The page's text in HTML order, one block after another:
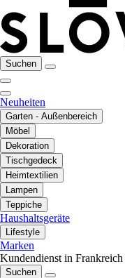
Suchen
Neuheiten
Garten - Außenbereich
Möbel
Dekoration
Tischgedeck
Heimtextilien
Lampen
Teppiche
Haushaltsgeräte
Lifestyle
Marken
Kundendienst in Frankreich
Suchen